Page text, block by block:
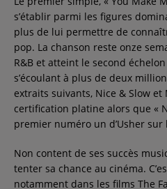
s’établir parmi les figures
plus de lui permettre de
pop. La chanson reste onze
R&B et atteint le second
s’écoulant à plus de deux
extraits suivants, Nice & Slow
certification platine alors que «
premier numéro un d’Usher
Non content de ses succès
tenter sa chance au cinéma.
notamment dans les films The